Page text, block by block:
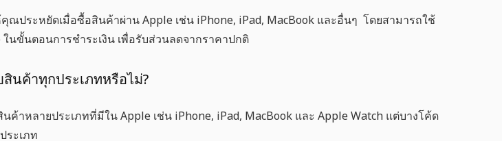
ณประหยัดเมื่อซื้อสินค้าผ่าน Apple เช่น iPhone, iPad, MacBook และอื่นๆ โดยสามารถใช้
ในขั้นตอนการชำระเงิน เพื่อรับส่วนลดจากราคาปกติ
นค้าทุกประเภทหรือไม่?
ค้าหลายประเภทที่มีใน Apple เช่น iPhone, iPad, MacBook และ Apple Watch แต่บางโค้ด
ระเภท